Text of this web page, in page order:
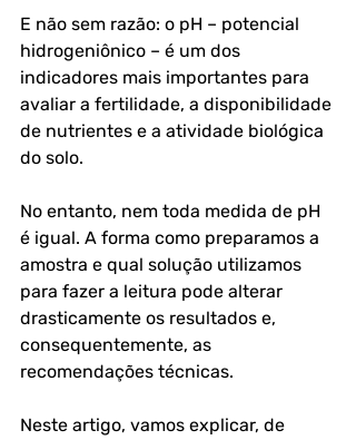
E não sem razão: o pH – potencial
hidrogeniônico – é um dos
indicadores mais importantes para
avaliar a fertilidade, a disponibilidade
de nutrientes e a atividade biológica
do solo.
No entanto, nem toda medida de pH
é igual. A forma como preparamos a
amostra e qual solução utilizamos
para fazer a leitura pode alterar
drasticamente os resultados e,
consequentemente, as
recomendações técnicas.
Neste artigo, vamos explicar, de